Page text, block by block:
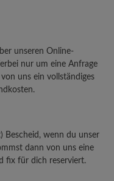
unseren Online-
nur um eine Anfrage
uns ein vollständiges
Bescheid, wenn du unser
dann von uns eine
fix für dich reserviert.